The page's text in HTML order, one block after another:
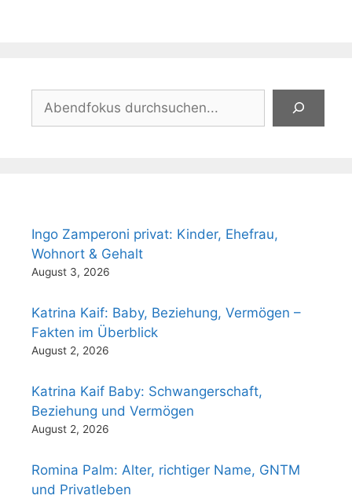
Ingo Zamperoni privat: Kinder, Ehefrau,
Wohnort & Gehalt
August 3, 2026
Katrina Kaif: Baby, Beziehung, Vermögen –
Fakten im Überblick
August 2, 2026
Katrina Kaif Baby: Schwangerschaft,
Beziehung und Vermögen
August 2, 2026
Romina Palm: Alter, richtiger Name, GNTM
und Privatleben